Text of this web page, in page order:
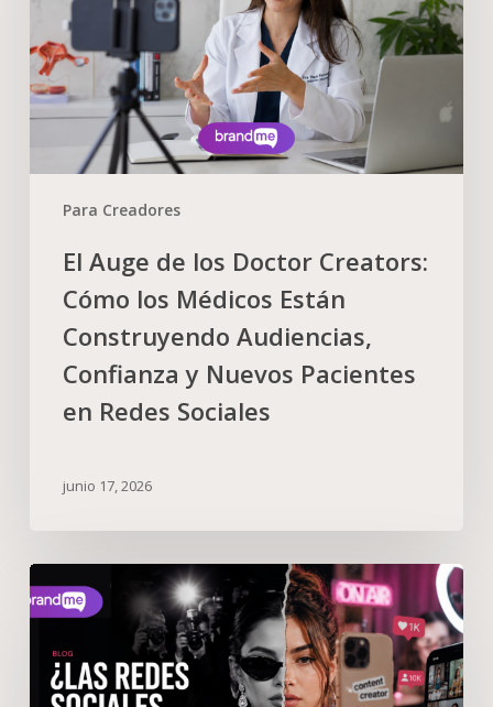
Para Creadores
El Auge de los Doctor Creators:
Cómo los Médicos Están
Construyendo Audiencias,
Confianza y Nuevos Pacientes
en Redes Sociales
junio 17, 2026